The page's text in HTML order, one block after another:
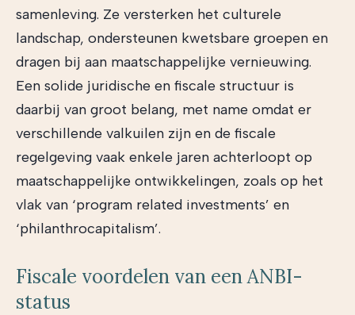
samenleving. Ze versterken het culturele
landschap, ondersteunen kwetsbare groepen en
dragen bij aan maatschappelijke vernieuwing.
Een solide juridische en fiscale structuur is
daarbij van groot belang, met name omdat er
verschillende valkuilen zijn en de fiscale
regelgeving vaak enkele jaren achterloopt op
maatschappelijke ontwikkelingen, zoals op het
vlak van ‘program related investments’ en
‘philanthrocapitalism’.
Fiscale voordelen van een ANBI-
status